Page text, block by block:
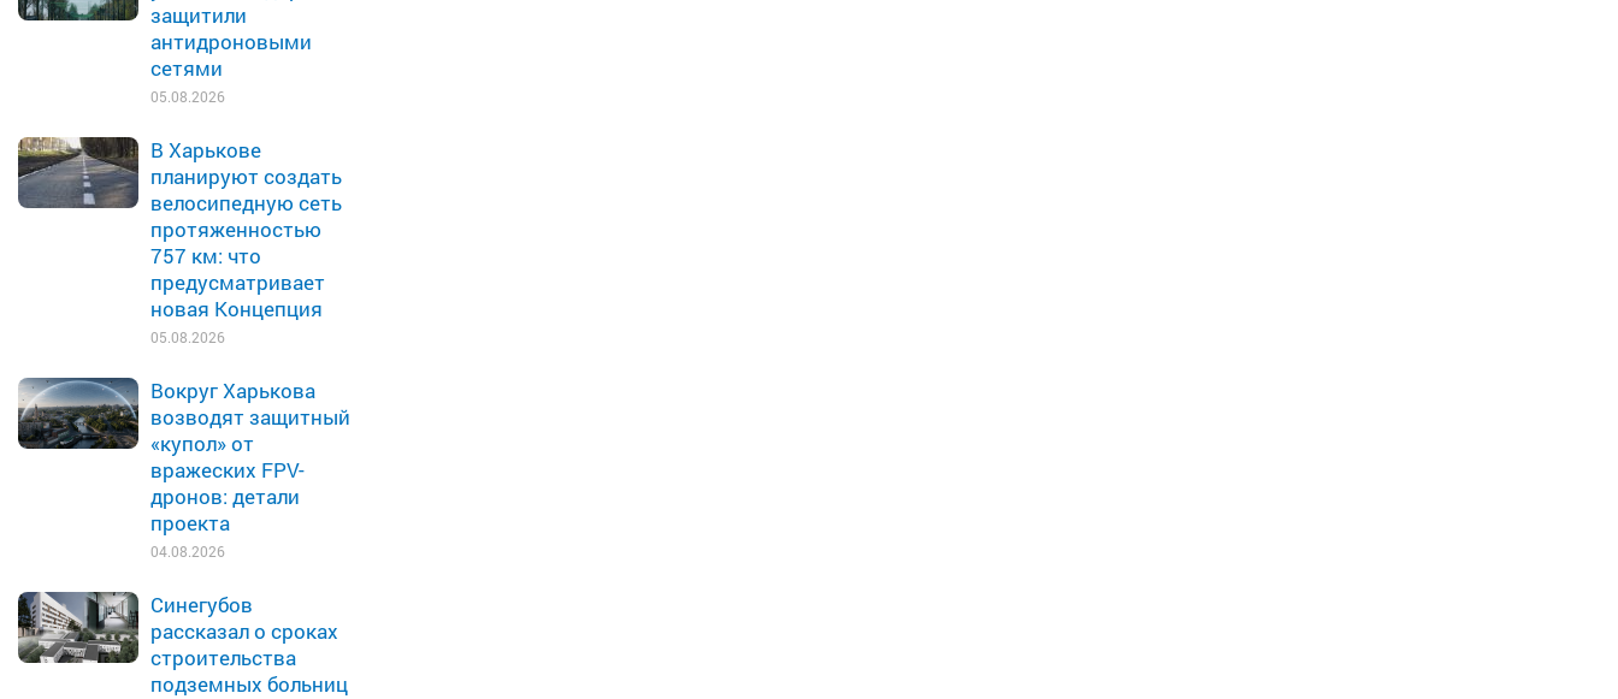
защитили
антидроновыми
сетями
05.08.2026
В Харькове
планируют создать
велосипедную сеть
протяженностью
757 км: что
предусматривает
новая Концепция
05.08.2026
Вокруг Харькова
возводят защитный
«купол» от
вражеских FPV-
дронов: детали
проекта
04.08.2026
Синегубов
рассказал о сроках
строительства
подземных больниц